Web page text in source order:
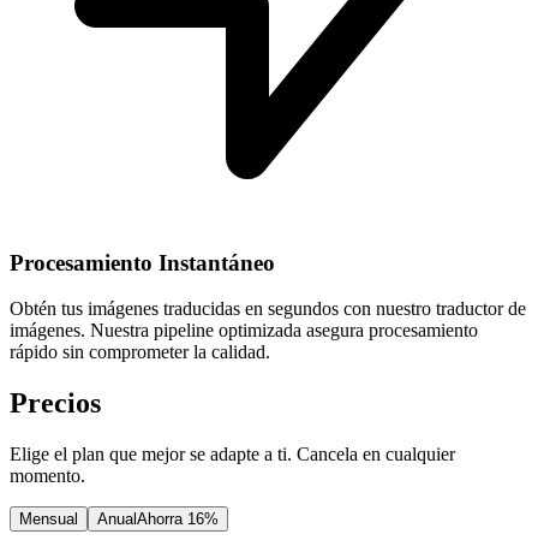
Procesamiento Instantáneo
Obtén tus imágenes traducidas en segundos con nuestro traductor de
imágenes. Nuestra pipeline optimizada asegura procesamiento
rápido sin comprometer la calidad.
Precios
Elige el plan que mejor se adapte a ti. Cancela en cualquier
momento.
Mensual AnualAhorra 16%